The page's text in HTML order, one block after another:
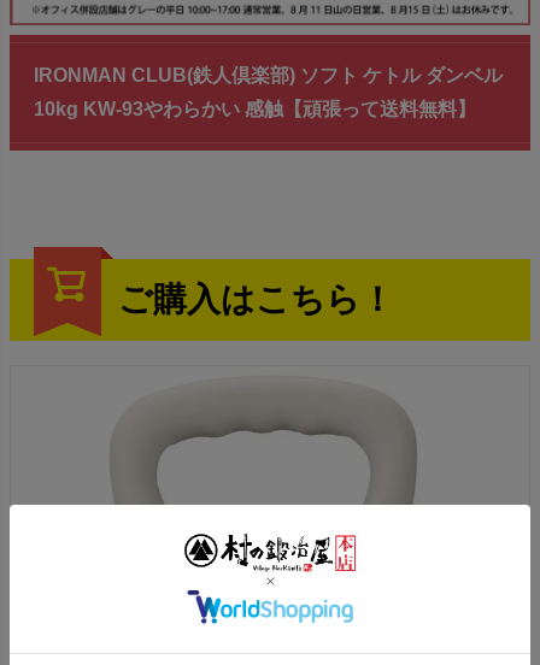
IRONMAN CLUB(鉄人倶楽部) ソフト ケトル ダンベル
10kg KW-93やわらかい 感触【頑張って送料無料】
ご購入はこちら！